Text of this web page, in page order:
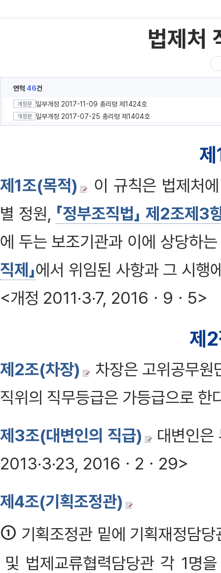
법제처
연혁 46건
개정문 일부개정 2017-11-09 총리령 제1424호
개정문 일부개정 2017-07-25 총리령 제1404호
제1조(목적)
이 규칙은 법제처
별 정원, 「정부조직법」 제2조제3
에 두는 보조기관과 이에 상당하
직제」에서 위임된 사항과 그 시행
<개정 2011·3·7, 2016ㆍ9ㆍ5>
제
제2조(차장)
차장은 고위공무원
직위의 직무등급은 가등급으로
제3조(대변인의 직급)
대변인은
2013·3·23, 2016ㆍ2ㆍ29>
제4조(기획조정관)
① 기획조정관 밑에 기획재정담
및 법제교류협력담당관 각 1명